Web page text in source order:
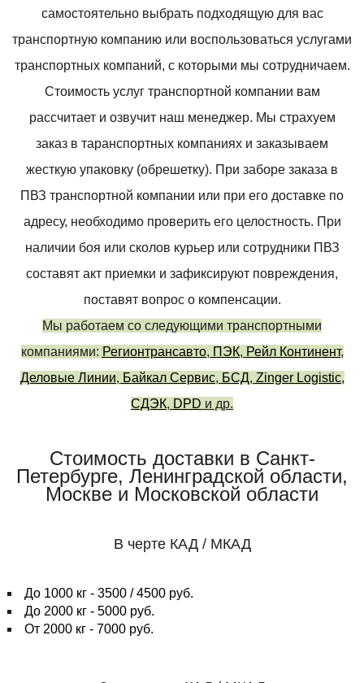
самостоятельно выбрать подходящую для вас
транспортную компанию или воспользоваться услугами
транспортных компаний, с которыми мы сотрудничаем.
Стоимость услуг транспортной компании вам
рассчитает и озвучит наш менеджер. Мы страхуем
заказ в таранспортных компаниях и заказываем
жесткую упаковку (обрешетку). При заборе заказа в
ПВЗ транспортной компании или при его доставке по
адресу, необходимо проверить его целостность. При
наличии боя или сколов курьер или сотрудники ПВЗ
составят акт приемки и зафиксируют повреждения,
поставят вопрос о компенсации.
Мы работаем со следующими транспортными
компаниями: Регионтрансавто, ПЭК, Рейл Континент,
Деловые Линии, Байкал Сервис, БСД, Zinger Logistic,
СДЭК, DPD и др.
Стоимость доставки в Санкт-
Петербурге, Ленинградской области,
Москве и Московской области
В черте КАД / МКАД
До 1000 кг - 3500 / 4500 руб.
До 2000 кг - 5000 руб.
От 2000 кг - 7000 руб.